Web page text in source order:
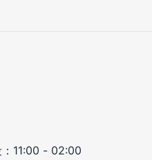
：11:00 - 02:00